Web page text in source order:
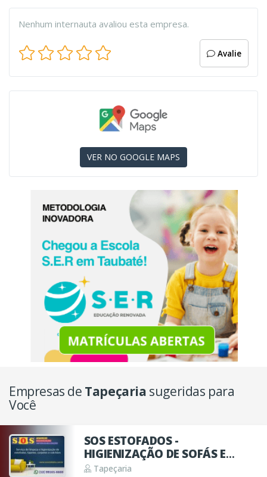
Nenhum internauta avaliou esta empresa.
Avalie
VER NO GOOGLE MAPS
Empresas de Tapeçaria sugeridas para
Você
SOS ESTOFADOS -
HIGIENIZAÇÃO DE SOFÁS E
TAPEÇARIA EM GERAL
Tapeçaria